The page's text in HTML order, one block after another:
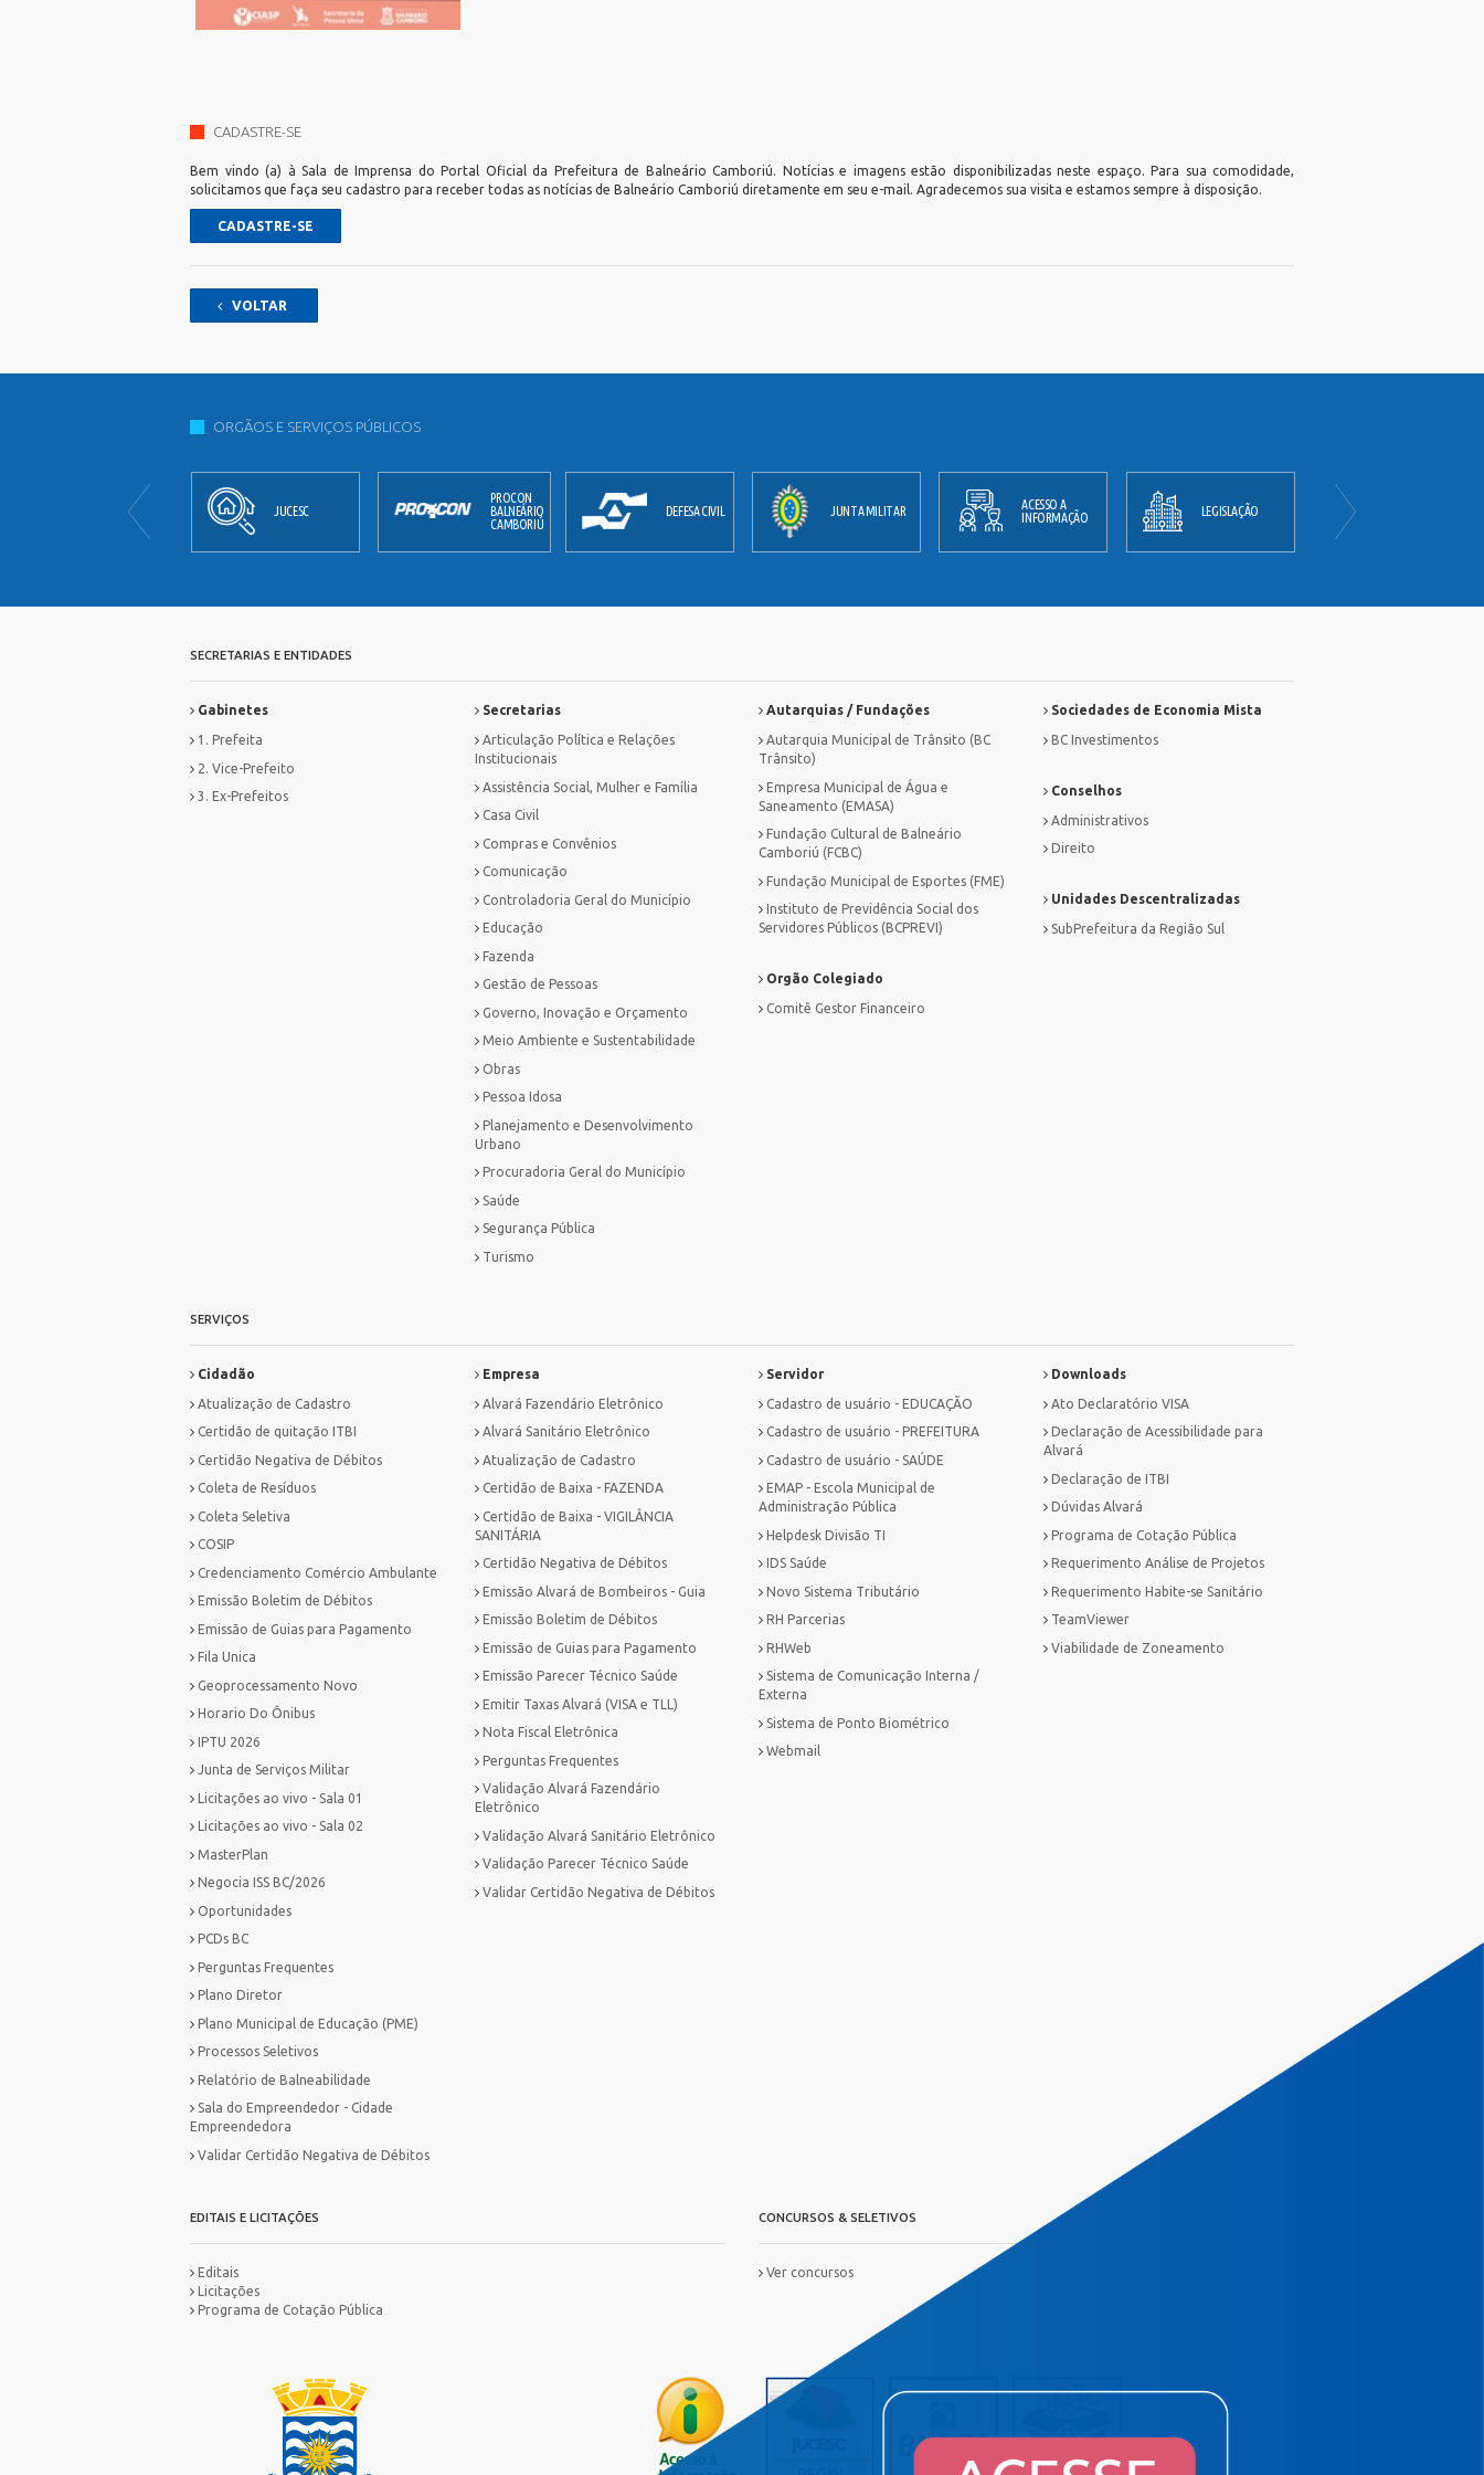
CADASTRE-SE
Bem vindo (a) à Sala de Imprensa do Portal Oficial da Prefeitura de Balneário Camboriú. Notícias e imagens estão disponibilizadas neste espaço. Para sua comodidade,
solicitamos que faça seu cadastro para receber todas as notícias de Balneário Camboriú diretamente em seu e-mail. Agradecemos sua visita e estamos sempre à disposição.
CADASTRE-SE
VOLTAR
ORGÃOS E SERVIÇOS PÚBLICOS
JORNAL
OFICIAL
JUCESC
PROCON
BALNEÁRIO
CAMBORIÚ
DEFESA CIVIL JUNTA MILITAR
ACESSO A
INFORMAÇÃO
LEGISLAÇÃO
SECRETARIAS E ENTIDADES
Gabinetes
1. Prefeita
2. Vice-Prefeito
3. Ex-Prefeitos
Secretarias
Articulação Política e Relações
Institucionais
Assistência Social, Mulher e Família
Casa Civil
Compras e Convênios
Comunicação
Controladoria Geral do Município
Educação
Fazenda
Gestão de Pessoas
Governo, Inovação e Orçamento
Meio Ambiente e Sustentabilidade
Obras
Pessoa Idosa
Planejamento e Desenvolvimento
Urbano
Procuradoria Geral do Município
Saúde
Segurança Pública
Turismo
Autarquias / Fundações
Autarquia Municipal de Trânsito (BC
Trânsito)
Empresa Municipal de Água e
Saneamento (EMASA)
Fundação Cultural de Balneário
Camboriú (FCBC)
Fundação Municipal de Esportes (FME)
Instituto de Previdência Social dos
Servidores Públicos (BCPREVI)
Sociedades de Economia Mista
BC Investimentos
Conselhos
Administrativos
Direito
Unidades Descentralizadas
SubPrefeitura da Região Sul
Orgão Colegiado
Comitê Gestor Financeiro
SERVIÇOS
Cidadão
Atualização de Cadastro
Certidão de quitação ITBI
Certidão Negativa de Débitos
Coleta de Resíduos
Coleta Seletiva
COSIP
Credenciamento Comércio Ambulante
Emissão Boletim de Débitos
Emissão de Guias para Pagamento
Fila Unica
Geoprocessamento Novo
Horario Do Ônibus
IPTU 2026
Junta de Serviços Militar
Licitações ao vivo - Sala 01
Licitações ao vivo - Sala 02
MasterPlan
Negocia ISS BC/2026
Oportunidades
PCDs BC
Perguntas Frequentes
Plano Diretor
Plano Municipal de Educação (PME)
Processos Seletivos
Relatório de Balneabilidade
Sala do Empreendedor - Cidade
Empreendedora
Validar Certidão Negativa de Débitos
Empresa
Alvará Fazendário Eletrônico
Alvará Sanitário Eletrônico
Atualização de Cadastro
Certidão de Baixa - FAZENDA
Certidão de Baixa - VIGILÂNCIA
SANITÁRIA
Certidão Negativa de Débitos
Emissão Alvará de Bombeiros - Guia
Emissão Boletim de Débitos
Emissão de Guias para Pagamento
Emissão Parecer Técnico Saúde
Emitir Taxas Alvará (VISA e TLL)
Nota Fiscal Eletrônica
Perguntas Frequentes
Validação Alvará Fazendário
Eletrônico
Validação Alvará Sanitário Eletrônico
Validação Parecer Técnico Saúde
Validar Certidão Negativa de Débitos
Servidor
Cadastro de usuário - EDUCAÇÃO
Cadastro de usuário - PREFEITURA
Cadastro de usuário - SAÚDE
EMAP - Escola Municipal de
Administração Pública
Helpdesk Divisão TI
IDS Saúde
Novo Sistema Tributário
RH Parcerias
RHWeb
Sistema de Comunicação Interna /
Externa
Sistema de Ponto Biométrico
Webmail
Downloads
Ato Declaratório VISA
Declaração de Acessibilidade para
Alvará
Declaração de ITBI
Dúvidas Alvará
Programa de Cotação Pública
Requerimento Análise de Projetos
Requerimento Habite-se Sanitário
TeamViewer
Viabilidade de Zoneamento
EDITAIS E LICITAÇÕES
Editais
Licitações
Programa de Cotação Pública
CONCURSOS & SELETIVOS
Ver concursos